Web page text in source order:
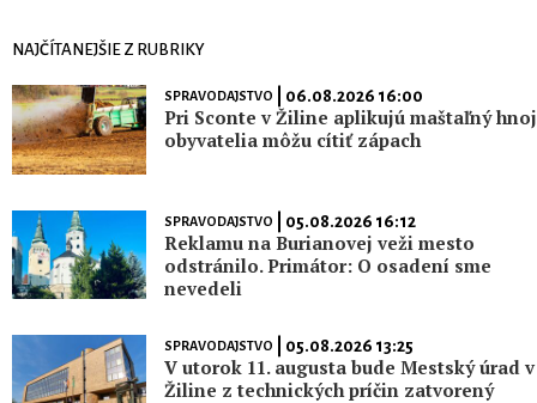
NAJČÍTANEJŠIE Z RUBRIKY
SPRAVODAJSTVO | 06.08.2026 16:00
Pri Sconte v Žiline aplikujú maštaľný
obyvatelia môžu cítiť zápach
SPRAVODAJSTVO | 05.08.2026 16:12
Reklamu na Burianovej veži mesto
odstránilo. Primátor: O osadení sme
nevedeli
SPRAVODAJSTVO | 05.08.2026 13:25
V utorok 11. augusta bude Mestský úrad v
Žiline z technických príčin zatvorený